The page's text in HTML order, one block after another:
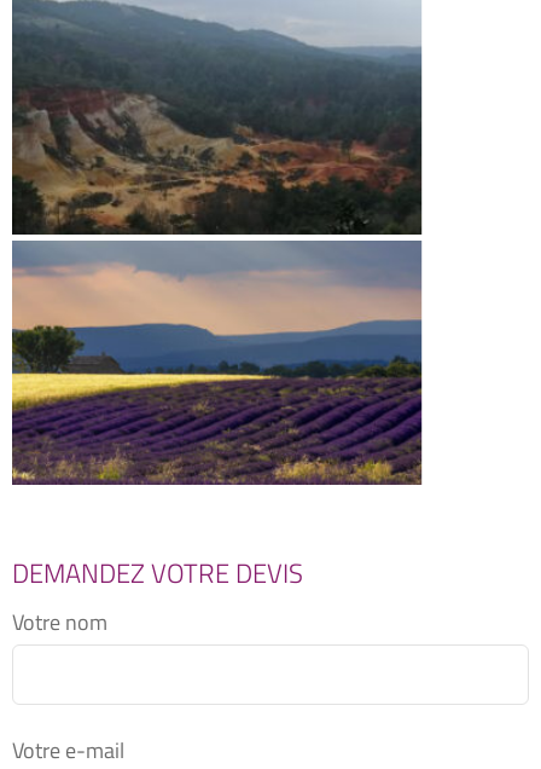
DEMANDEZ VOTRE DEVIS
Votre nom
Votre e-mail